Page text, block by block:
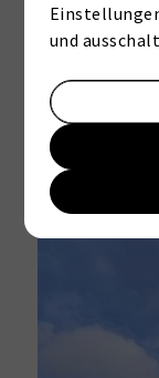
Grundstück
Grundstück:
ID: 5624922
Kaufpreis:
Mehr erfahren
und